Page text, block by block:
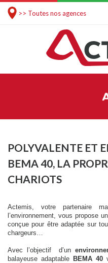
>> Toutes nos agences
POLYVALENTE ET
BEMA 40, LA
CHARIOTS
Actemis, votre partenaire
l’environnement, vous propose
conçue pour être adaptée sur
chargeurs…
Avec l’objectif d’un
balayeuse adaptable BEMA 40